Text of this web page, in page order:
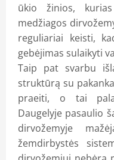
ūkio žinios,
medžiagos
reguliariai keisti,
gebėjimas sulaikyti
Taip pat svarbu
struktūrą su
praeiti, o tai
Daugelyje pasaulio
dirvožemyje
žemdirbystės